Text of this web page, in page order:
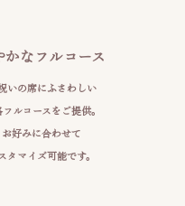
かなフルコース
いの席にふさわしい
フルコースをご提供。
お好みに合わせて
タマイズ可能です。